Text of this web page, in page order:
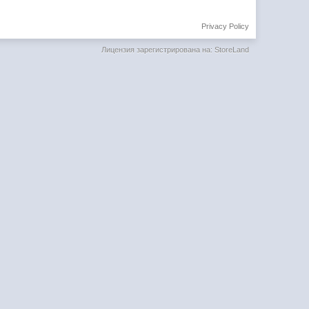
Privacy Policy
Лицензия зарегистрирована на: StoreLand